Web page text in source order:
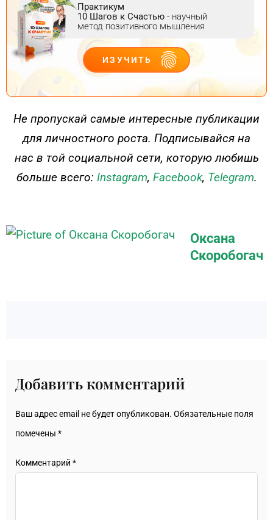
Практикум
10 Шагов к Счастью - научный
метод позитивного мышления
ИЗУЧИТЬ
ДЕЙСТВУЙ
Не пропускай самые интересные публикации
для личностного роста. Подписывайся на
нас в той социальной сети, которую любишь
больше всего: Instagram, Facebook, Telegram.
Оксана
Скоробогач
Добавить комментарий
Ваш адрес email не будет опубликован. Обязательные поля
помечены *
Комментарий *